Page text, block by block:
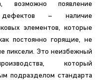
возможно появление
дефектов – наличие
элементов, которые
постоянно горящие, не
пиксели. Это неизбежный
который
подразделом стандарта